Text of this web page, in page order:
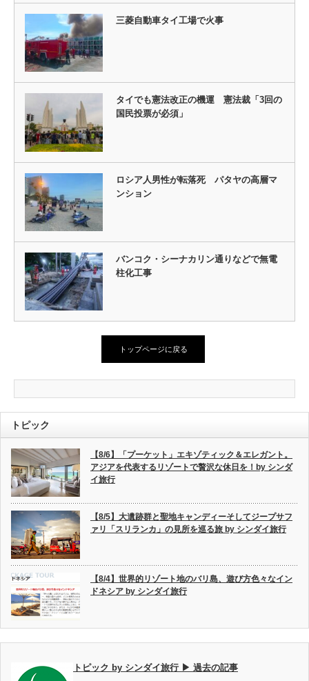
三菱自動車タイ工場で火事
タイでも憲法改正の機運 憲法裁「3回の
国民投票が必須」
ロシア人男性が転落死 パタヤの高層マ
ンション
バンコク・シーナカリン通りなどで無電
柱化工事
トップページに戻る
トピック
【8/6】「プーケット」エキゾティック＆エレガント。
アジアを代表するリゾートで贅沢な休日を！by シンダ
イ旅行
【8/5】大遺跡群と聖地キャンディーそしてジープサフ
ァリ「スリランカ」の見所を巡る旅 by シンダイ旅行
【8/4】世界的リゾート地のバリ島、遊び方色々なイン
ドネシア by シンダイ旅行
トピック by シンダイ旅行 ▶ 過去の記事